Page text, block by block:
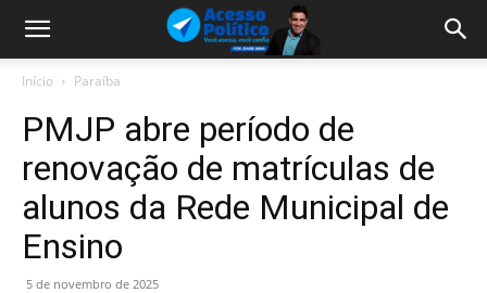
Início Paraíba
PMJP abre período de
renovação de matrículas de
alunos da Rede Municipal de
Ensino
5 de novembro de 2025